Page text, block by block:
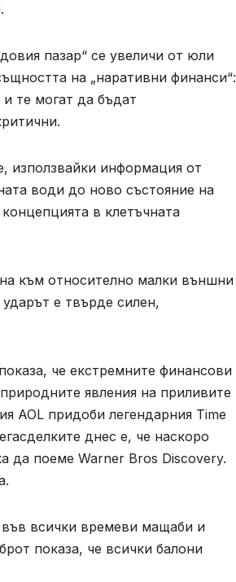
пазар“ се увеличи от юли
на „наративни финанси“:
те могат да бъдат
използвайки информация от
води до ново състояние на
в клетъчната
към относително малки външни
е твърде силен,
че екстремните финансови
явления на приливите
AOL придоби легендарния Time
днес е, че наскоро
да поеме Warner Bros Discovery.
във всички времеви мащаби и
показа, че всички балони